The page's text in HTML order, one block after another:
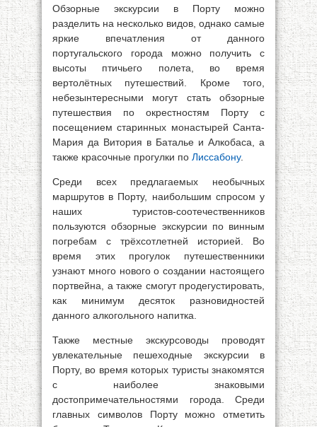
Обзорные экскурсии в Порту можно
разделить на несколько видов, однако самые
яркие впечатления от данного
португальского города можно получить с
высоты птичьего полета, во время
вертолётных путешествий. Кроме того,
небезынтересными могут стать обзорные
путешествия по окрестностям Порту с
посещением старинных монастырей Санта-
Мария да Витория в Баталье и Алкобаса, а
также красочные прогулки по Лиссабону.
Среди всех предлагаемых необычных
маршрутов в Порту, наибольшим спросом у
наших туристов-соотечественников
пользуются обзорные экскурсии по винным
погребам с трёхсотлетней историей. Во
время этих прогулок путешественники
узнают много нового о создании настоящего
портвейна, а также смогут продегустировать,
как минимум десяток разновидностей
данного алкогольного напитка.
Также местные экскурсоводы проводят
увлекательные пешеходные экскурсии в
Порту, во время которых туристы знакомятся
с наиболее знаковыми
достопримечательностями города. Среди
главных символов Порту можно отметить